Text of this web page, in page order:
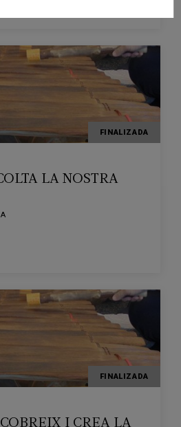
FINALIZADA
LA NOSTRA
FINALIZADA
I CREA LA